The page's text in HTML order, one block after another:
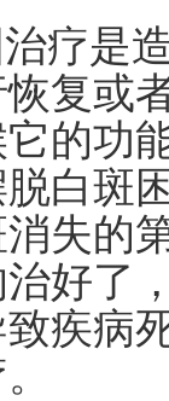
疗是
复或
的功
白斑
失的
好了
疾病